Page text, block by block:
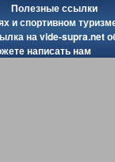
Полезные ссылки
и спортивном
наvide-supra.net
написать нам